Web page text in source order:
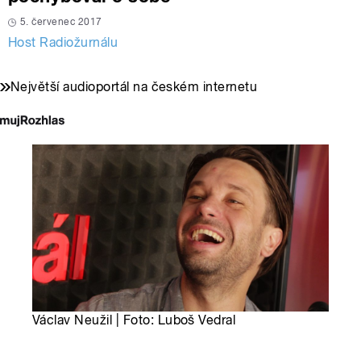
5. červenec 2017
Host Radiožurnálu
Největší audioportál na českém internetu
Václav Neužil | Foto: Luboš Vedral